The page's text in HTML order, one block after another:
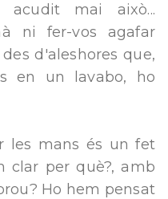
mai això...
ni fer-vos agafar
d'aleshores que,
en un lavabo, ho
les mans és un fet
clar per què?, amb
Ho hem pensat